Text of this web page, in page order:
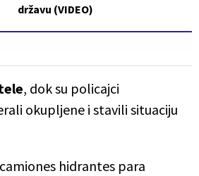
državu (VIDEO)
, dok su policajci
okupljene i stavili situaciju
hidrantes para